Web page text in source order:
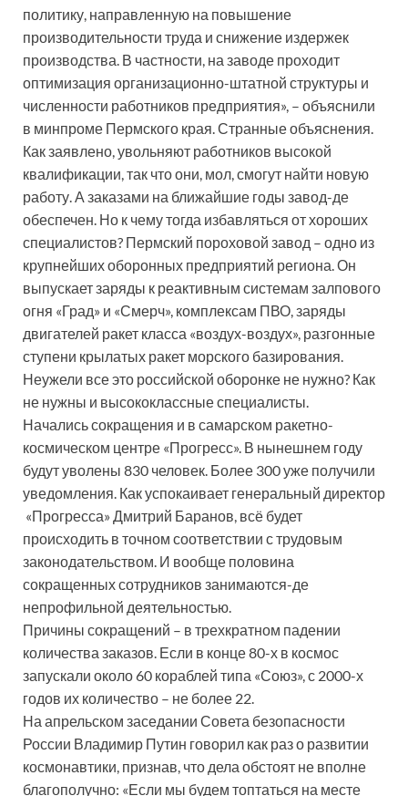
политику, направленную на повышение
производительности труда и снижение издержек
производства. В частности, на заводе проходит
оптимизация организационно-штатной структуры и
численности работников предприятия», – объяснили
в минпроме Пермского края. Странные объяснения.
Как заявлено, увольняют работников высокой
квалификации, так что они, мол, смогут найти новую
работу. А заказами на ближайшие годы завод-де
обеспечен. Но к чему тогда избавляться от хороших
специалистов? Пермский пороховой завод – одно из
крупнейших оборонных предприятий региона. Он
выпускает заряды к реактивным системам залпового
огня «Град» и «Смерч», комплексам ПВО, заряды
двигателей ракет класса «воздух-воздух», разгонные
ступени крылатых ракет морского базирования.
Неужели все это российской оборонке не нужно? Как
не нужны и высококлассные специалисты.
Начались сокращения и в самарском ракетно-
космическом центре «Прогресс». В нынешнем году
будут уволены 830 человек. Более 300 уже получили
уведомления. Как успокаивает генеральный директор
«Прогресса» Дмитрий Баранов, всё будет
происходить в точном соответствии с трудовым
законодательством. И вообще половина
сокращенных сотрудников занимаются-де
непрофильной деятельностью.
Причины сокращений – в трехкратном падении
количества заказов. Если в конце 80-х в космос
запускали около 60 кораблей типа «Союз», с 2000-х
годов их количество – не более 22.
На апрельском заседании Совета безопасности
России Владимир Путин говорил как раз о развитии
космонавтики, признав, что дела обстоят не вполне
благополучно: «Если мы будем топтаться на месте